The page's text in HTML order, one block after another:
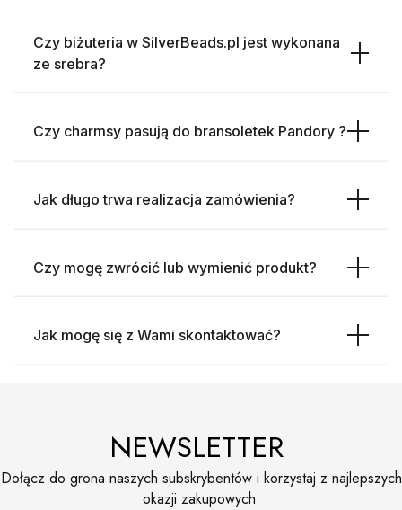
Czy biżuteria w SilverBeads.pl jest wykonana
ze srebra?
Czy charmsy pasują do bransoletek Pandory ?
Jak długo trwa realizacja zamówienia?
Czy mogę zwrócić lub wymienić produkt?
Jak mogę się z Wami skontaktować?
NEWSLETTER
Dołącz do grona naszych subskrybentów i korzystaj z najlepszych
okazji zakupowych